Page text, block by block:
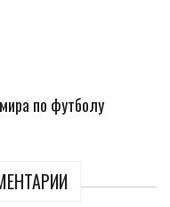
по футболу